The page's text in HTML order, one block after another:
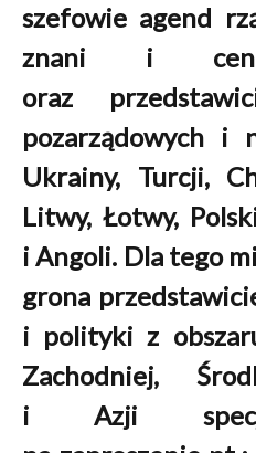
szefowie agend
znani i
oraz
pozarządowych i
Ukrainy, Turcji,
Litwy, Łotwy,
i Angoli. Dla tego
grona
i polityki z
Zachodniej,
i Azji